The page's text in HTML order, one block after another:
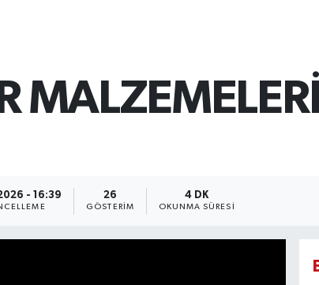
- 16:39 26
GÖSTERIM
4 DK
OKUNMA SÜRESI